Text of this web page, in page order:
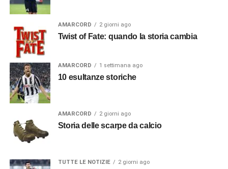
AMARCORD 2 giorni ago
Twist of Fate: quando la storia cambia
AMARCORD 1 settimana ago
10 esultanze storiche
AMARCORD 2 giorni ago
Storia delle scarpe da calcio
TUTTE LE NOTIZIE 2 giorni ago